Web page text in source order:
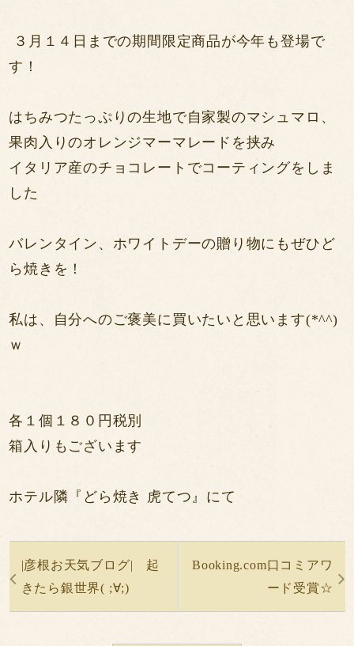
３月１４日までの期間限定商品が今年も登場で
す！
はちみつたっぷりの生地で自家製のマシュマロ、
果肉入りのオレンジマーマレードを挟み
イタリア産のチョコレートでコーティングをしま
した
バレンタイン、ホワイトデーの贈り物にもぜひど
ら焼きを！
私は、自分へのご褒美に買いたいと思います(*^^)
ｗ
各１個１８０円税別
箱入りもございます
ホテル隣『どら焼き 虎てつ』にて
|彦根お天気ブログ| 起
きたら銀世界( ;∀;)
Booking.com口コミアワ
ード受賞☆